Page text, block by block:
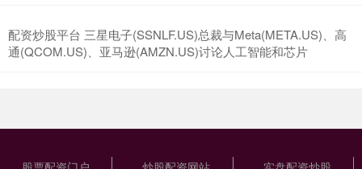
配资炒股平台 三星电子(SSNLF.US)总裁与Meta(META.US)、高
通(QCOM.US)、亚马逊(AMZN.US)讨论人工智能和芯片